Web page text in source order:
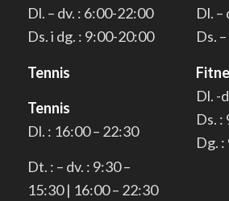
Dl. – dv. : 6:00-22:00
Ds. i dg. : 9:00-20:00
Tennis
Tennis
Dl. : 16:00 – 22:30
Dt. : – dv. : 9:30 –
15:30 | 16:00 – 22:30
Dl. –
Ds.
Dl. -
Ds.
Dg.